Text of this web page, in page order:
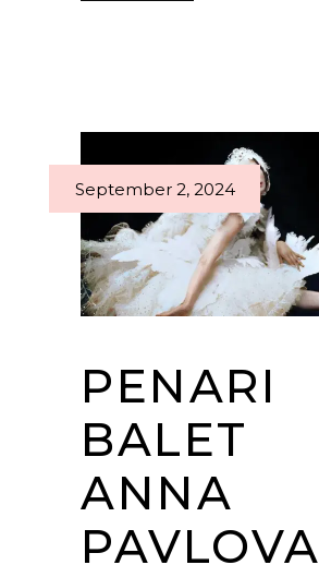
September 2, 2024
PENARI
BALET
ANNA
PAVLOVA